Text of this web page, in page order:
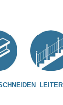
LEITER